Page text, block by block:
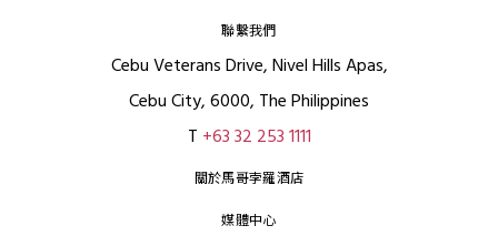
聯繫我們
Cebu Veterans Drive, Nivel Hills Apas,
Cebu City, 6000, The Philippines
T +63 32 253 1111
關於馬哥孛羅酒店
媒體中心